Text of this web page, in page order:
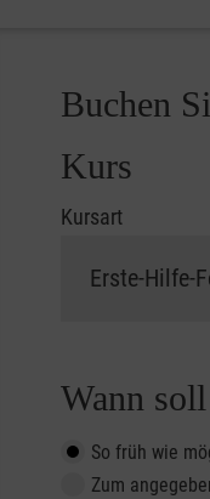
Buchen
Kurs
Kursart
Wann
So früh wie
Zum